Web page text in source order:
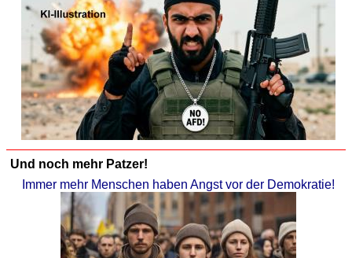
Und noch mehr Patzer!
Immer mehr Menschen haben Angst vor der Demokratie!